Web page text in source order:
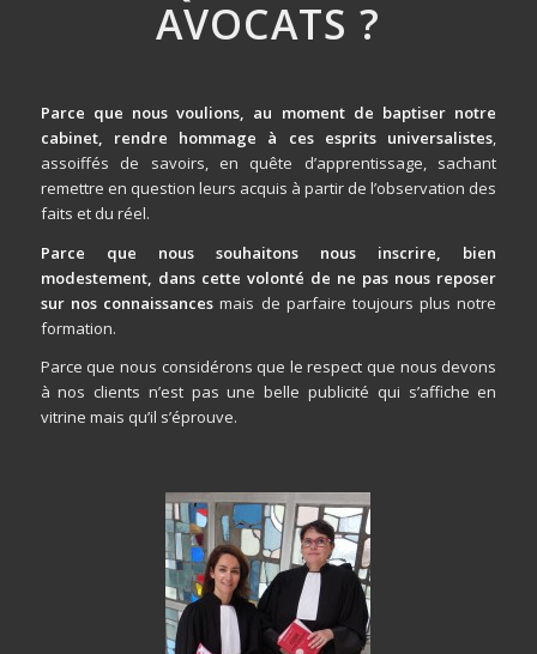
AVOCATS ?
Parce que nous voulions, au moment de baptiser notre
cabinet, rendre hommage à ces esprits universalistes,
assoiffés de savoirs, en quête d’apprentissage, sachant
remettre en question leurs acquis à partir de l’observation des
faits et du réel.
Parce que nous souhaitons nous inscrire, bien
modestement, dans cette volonté de ne pas nous reposer
sur nos connaissances mais de parfaire toujours plus notre
formation.
Parce que nous considérons que le respect que nous devons
à nos clients n’est pas une belle publicité qui s’affiche en
vitrine mais qu’il s’éprouve.